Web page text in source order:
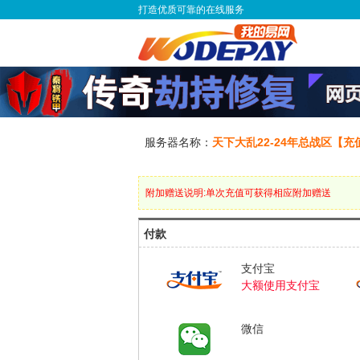
打造优质可靠的在线服务
服务器名称： 天下大乱22-24年总战区【充
附加赠送说明:单次充值可获得相应附加赠送
付款
支付宝
大额使用支付宝
微信